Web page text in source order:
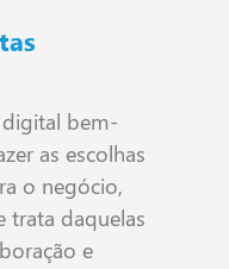
bem-
as escolhas
o negócio,
trata daquelas
e